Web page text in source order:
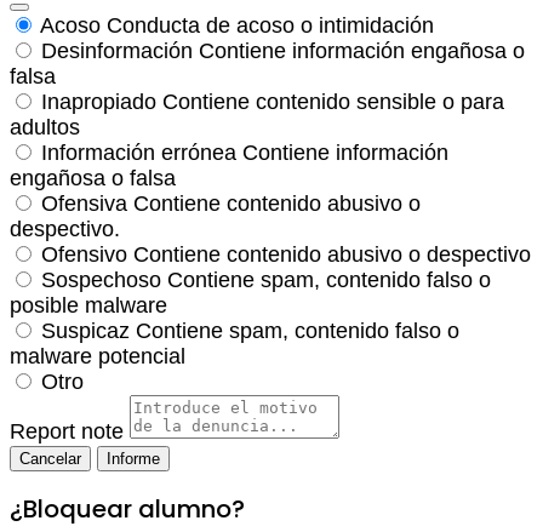
Acoso Conducta de acoso o intimidación
Desinformación Contiene información engañosa o
falsa
Inapropiado Contiene contenido sensible o para
adultos
Información errónea Contiene información
engañosa o falsa
Ofensiva Contiene contenido abusivo o
despectivo.
Ofensivo Contiene contenido abusivo o despectivo
Sospechoso Contiene spam, contenido falso o
posible malware
Suspicaz Contiene spam, contenido falso o
malware potencial
Otro
Report note
Informe
¿Bloquear alumno?